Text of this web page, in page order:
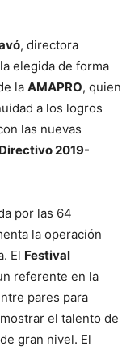
, directora
elegida de forma
la AMAPRO, quien
a los logros
las nuevas
2019-
por las 64
la operación
El Festival
referente en la
pares para
el talento de
gran nivel. El